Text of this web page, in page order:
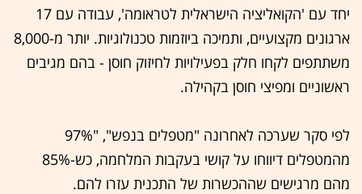
יחד עם 'הקואליציה הישראלית לטראומה', עבודה עם 17
ארגונים מקצועיים, ותמיכה ביוזמות טכנולוגיות. יותר מ-8,000
משתתפים לקחו חלק בפעילויות לחיזוק חוסן - בהם מגיבים
ראשוניים ומפיצי חוסן בקהילה.
לפי סקר שערכה לאחרונה "מטפלים בנפש", "97%
מהמטפלים דיווחו על קושי בעקבות המלחמה, כש-85%
מהם מרגישים שההכשרות של התכנית עזרו להם.